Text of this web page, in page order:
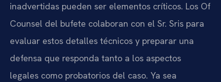
inadvertidas pueden ser elementos críticos. Los Of
Counsel del bufete colaboran con el Sr. Sris para
evaluar estos detalles técnicos y preparar una
defensa que responda tanto a los aspectos
legales como probatorios del caso. Ya sea